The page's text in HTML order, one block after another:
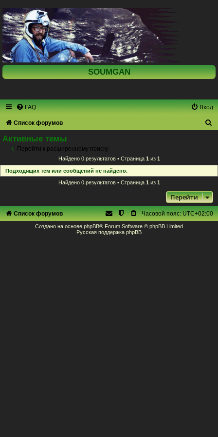
SOUMGAN
FAQ Вход
Список форумов
Активные темы
Перейти к расширенному поиску
Найдено 0 результатов • Страница 1 из 1
Подходящих тем или сообщений не найдено.
Найдено 0 результатов • Страница 1 из 1
Перейти
Список форумов Часовой пояс:UTC+02:00
Создано на основе phpBB® Forum Software © phpBB Limited
Русская поддержка phpBB